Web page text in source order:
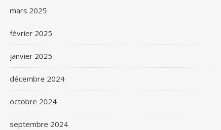
mars 2025
février 2025
janvier 2025
décembre 2024
octobre 2024
septembre 2024